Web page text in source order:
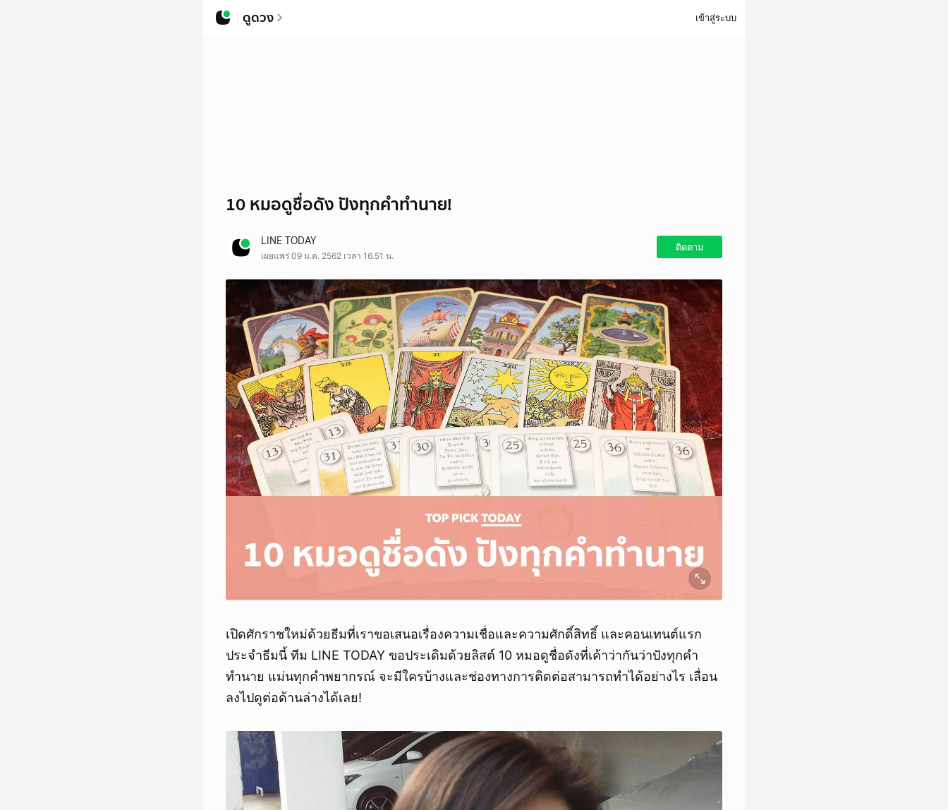
ดูดวง เข้าสู่ระบบ
10 หมอดูชื่อดัง ปังทุกคำทำนาย!
LINE TODAY
เผยแพร่ 09 ม.ค. 2562 เวลา 16.51 น.
ติดตาม
เปิดศักราชใหม่ด้วยธีมที่เราขอเสนอเรื่องความเชื่อและความศักดิ์สิทธิ์ และคอนเทนต์แรก
ประจำธีมนี้ ทีม LINE TODAY ขอประเดิมด้วยลิสต์ 10 หมอดูชื่อดังที่เค้าว่ากันว่าปังทุกคำ
ทำนาย แม่นทุกคำพยากรณ์ จะมีใครบ้างและช่องทางการติดต่อสามารถทำได้อย่างไร เลื่อน
ลงไปดูต่อด้านล่างได้เลย!